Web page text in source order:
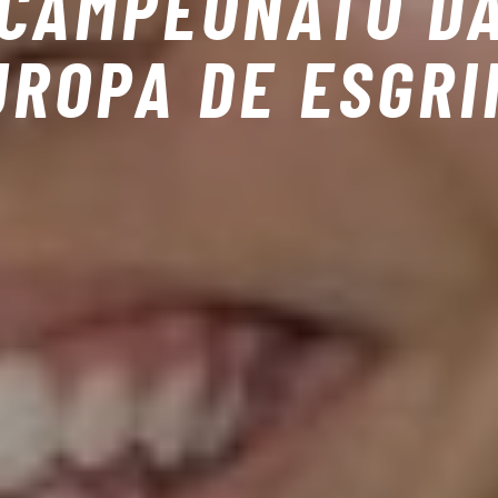
DE